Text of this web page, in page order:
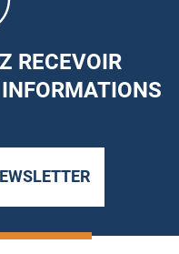
RECEVOIR